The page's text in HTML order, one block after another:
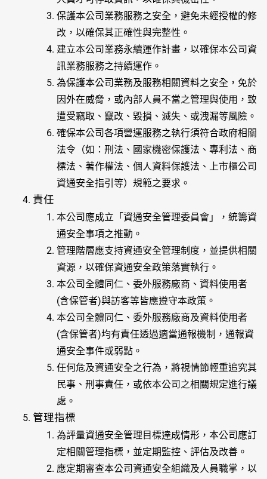
保護本公司業務服務之安全，避免未經授權的修
改，以確保其正確性與完整性。
建立本公司業務永續運作計畫，以確保本公司資
訊業務服務之持續運作。
為保護本公司業務及服務相關資料之安全，免於
因外在威脅，或內部人員不當之管理與使用，致
遭受竊取、竄改、毀損、滅失、或洩漏等風險。
確保本公司各項營運服務之執行須符合政府相關
法令（如：刑法、國家機密保護法、專利法、商
標法、著作權法、個人資料保護法、上市櫃公司
資通安全指引等）規範之要求。
責任
本公司應成立「資通安全管理委員會」，統籌資
通安全事項之推動。
管理階層應支持資通安全管理制度，並提供相關
資源，以確保資通安全政策落實執行。
本公司全體同仁、委外服務廠商、資料使用者
(含保管者)與訪客等皆應遵守本政策。
本公司全體同仁、委外服務廠商及資料使用者
(含保管者)均有責任透過適當通報機制，通報資
通安全事件或弱點。
任何危及資通安全之行為，將視情節輕重追究其
民事、刑事責任，或依本公司之相關規定進行議
處。
管理指標
為評量資通安全管理目標達成情形，本公司應訂
定相關管理指標，並定期監控、評估及改善。
應定期審查本公司資通安全組織及人員職掌，以